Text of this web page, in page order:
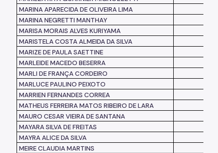
MARINA APARECIDA DE OLIVEIRA LIMA
MARINA NEGRETTI MANTHAY
MARISA MORAIS ALVES KURIYAMA
MARISTELA COSTA ALMEIDA DA SILVA
MARIZE DE PAULA SAETTINE
MARLEIDE MACEDO BESERRA
MARLI DE FRANÇA CORDEIRO
MARLUCE PAULINO PEIXOTO
MARRIEN FERNANDES CORREA
MATHEUS FERREIRA MATOS RIBEIRO DE LARA
MAURO CESAR VIEIRA DE SANTANA
MAYARA SILVA DE FREITAS
MAYRA ALICE DA SILVA
MEIRE CLAUDIA MARTINS